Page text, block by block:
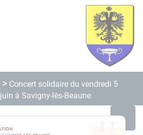
Concert solidaire du vendredi 5
juin à Savigny-lès-Beaune